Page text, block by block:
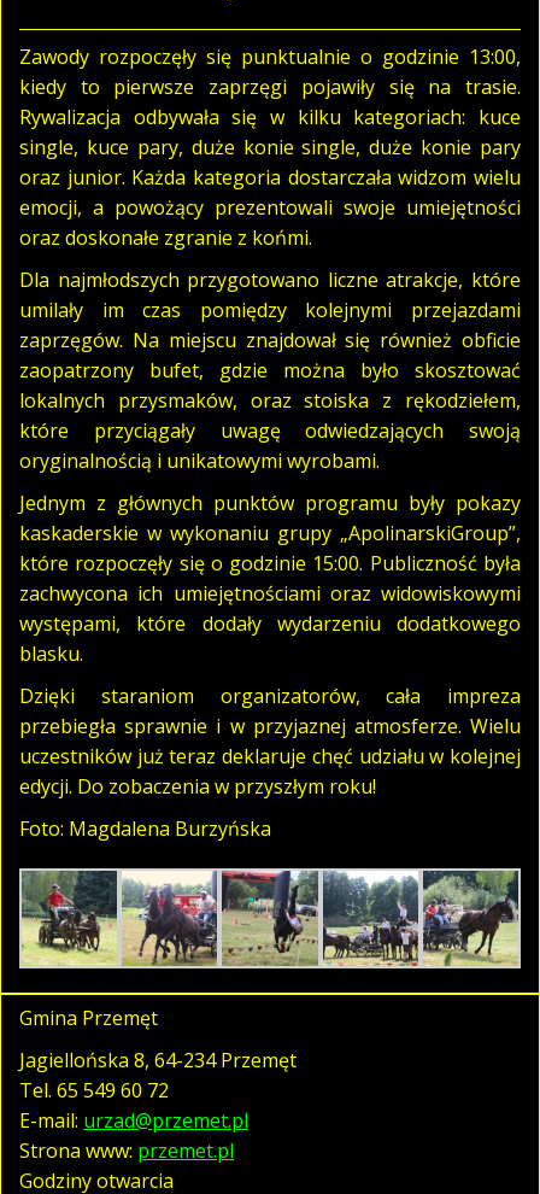
Zawody rozpoczęły się punktualnie o godzinie 13:00,
kiedy to pierwsze zaprzęgi pojawiły się na trasie.
Rywalizacja odbywała się w kilku kategoriach: kuce
single, kuce pary, duże konie single, duże konie pary
oraz junior. Każda kategoria dostarczała widzom wielu
emocji, a powożący prezentowali swoje umiejętności
oraz doskonałe zgranie z końmi.
Dla najmłodszych przygotowano liczne atrakcje, które
umilały im czas pomiędzy kolejnymi przejazdami
zaprzęgów. Na miejscu znajdował się również obficie
zaopatrzony bufet, gdzie można było skosztować
lokalnych przysmaków, oraz stoiska z rękodziełem,
które przyciągały uwagę odwiedzających swoją
oryginalnością i unikatowymi wyrobami.
Jednym z głównych punktów programu były pokazy
kaskaderskie w wykonaniu grupy „ApolinarskiGroup”,
które rozpoczęły się o godzinie 15:00. Publiczność była
zachwycona ich umiejętnościami oraz widowiskowymi
występami, które dodały wydarzeniu dodatkowego
blasku.
Dzięki staraniom organizatorów, cała impreza
przebiegła sprawnie i w przyjaznej atmosferze. Wielu
uczestników już teraz deklaruje chęć udziału w kolejnej
edycji. Do zobaczenia w przyszłym roku!
Foto: Magdalena Burzyńska
Gmina Przemęt
Jagiellońska 8, 64-234 Przemęt
Tel. 65 549 60 72
E-mail: urzad@przemet.pl
Strona www: przemet.pl
Godziny otwarcia